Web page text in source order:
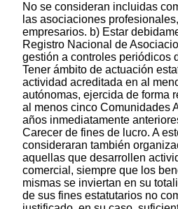
No se consideran incluidas
las asociaciones
empresarios. b) Estar
Registro Nacional de
gestión a controles periódicos
Tener ámbito de actuación
actividad acreditada en al
autónomas, ejercida de forma
al menos cinco Comunidades
años inmediatamente
Carecer de fines de lucro. A
consideraran también
aquellas que desarrollen
comercial, siempre que los
mismas se inviertan en su
de sus fines estatutarios no